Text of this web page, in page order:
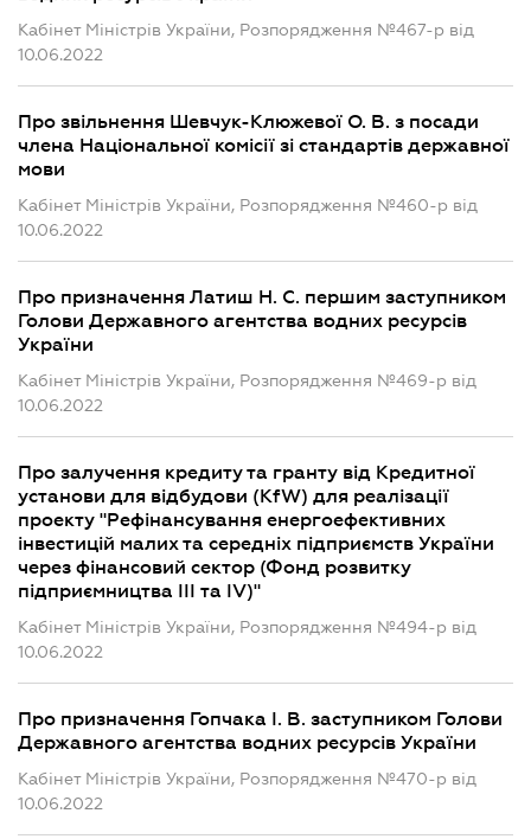
Кабінет Міністрів України, Розпорядження №467-р від
10.06.2022
Про звільнення Шевчук-Клюжевої О. В. з посади
члена Національної комісії зі стандартів державної
мови
Кабінет Міністрів України, Розпорядження №460-р від
10.06.2022
Про призначення Латиш Н. С. першим заступником
Голови Державного агентства водних ресурсів
України
Кабінет Міністрів України, Розпорядження №469-р від
10.06.2022
Про залучення кредиту та гранту від Кредитної
установи для відбудови (KfW) для реалізації
проекту "Рефінансування енергоефективних
інвестицій малих та середніх підприємств України
через фінансовий сектор (Фонд розвитку
підприємництва III та IV)"
Кабінет Міністрів України, Розпорядження №494-р від
10.06.2022
Про призначення Гопчака І. В. заступником Голови
Державного агентства водних ресурсів України
Кабінет Міністрів України, Розпорядження №470-р від
10.06.2022